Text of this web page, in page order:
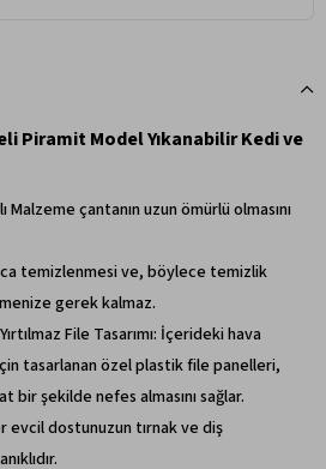
Piramit Model Yıkanabilir Kedi ve
Malzeme çantanın uzun ömürlü olmasını
temizlenmesi ve, böylece temizlik
gerek kalmaz.
File Tasarımı: İçerideki hava
tasarlanan özel plastik file panelleri,
bir şekilde nefes almasını sağlar.
evcil dostunuzun tırnak ve diş